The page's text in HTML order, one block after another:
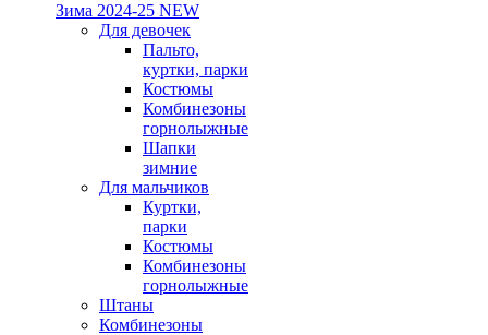
Зима 2024-25 NEW
Для девочек
Пальто,
куртки, парки
Костюмы
Комбинезоны
горнолыжные
Шапки
зимние
Для мальчиков
Куртки,
парки
Костюмы
Комбинезоны
горнолыжные
Штаны
Комбинезоны